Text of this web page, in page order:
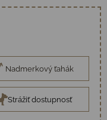
Nadmerkový ťahák
Strážiť dostupnosť